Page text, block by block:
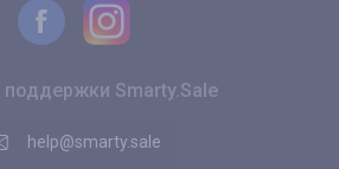
Smarty.Sale
help@smarty.sale